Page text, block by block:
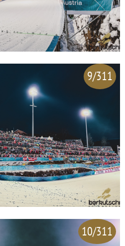
9/311
10/311